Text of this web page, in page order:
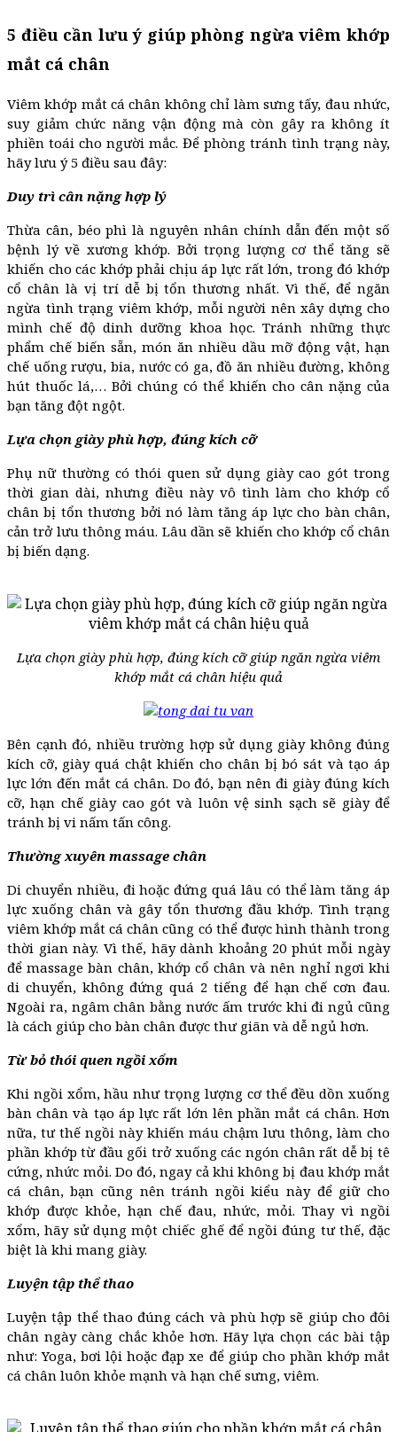
5 điều cần lưu ý giúp phòng ngừa viêm khớp
mắt cá chân
Viêm khớp mắt cá chân không chỉ làm sưng tấy, đau nhức,
suy giảm chức năng vận động mà còn gây ra không ít
phiền toái cho người mắc. Để phòng tránh tình trạng này,
hãy lưu ý 5 điều sau đây:
Duy trì cân nặng hợp lý
Thừa cân, béo phì là nguyên nhân chính dẫn đến một số
bệnh lý về xương khớp. Bởi trọng lượng cơ thể tăng sẽ
khiến cho các khớp phải chịu áp lực rất lớn, trong đó khớp
cổ chân là vị trí dễ bị tổn thương nhất. Vì thế, để ngăn
ngừa tình trạng viêm khớp, mỗi người nên xây dựng cho
mình chế độ dinh dưỡng khoa học. Tránh những thực
phẩm chế biến sẵn, món ăn nhiều dầu mỡ động vật, hạn
chế uống rượu, bia, nước có ga, đồ ăn nhiều đường, không
hút thuốc lá,… Bởi chúng có thể khiến cho cân nặng của
bạn tăng đột ngột.
Lựa chọn giày phù hợp, đúng kích cỡ
Phụ nữ thường có thói quen sử dụng giày cao gót trong
thời gian dài, nhưng điều này vô tình làm cho khớp cổ
chân bị tổn thương bởi nó làm tăng áp lực cho bàn chân,
cản trở lưu thông máu. Lâu dần sẽ khiến cho khớp cổ chân
bị biến dạng.
Lựa chọn giày phù hợp, đúng kích cỡ giúp ngăn ngừa viêm
khớp mắt cá chân hiệu quả
Bên cạnh đó, nhiều trường hợp sử dụng giày không đúng
kích cỡ, giày quá chật khiến cho chân bị bó sát và tạo áp
lực lớn đến mắt cá chân. Do đó, bạn nên đi giày đúng kích
cỡ, hạn chế giày cao gót và luôn vệ sinh sạch sẽ giày để
tránh bị vi nấm tấn công.
Thường xuyên massage chân
Di chuyển nhiều, đi hoặc đứng quá lâu có thể làm tăng áp
lực xuống chân và gây tổn thương đầu khớp. Tình trạng
viêm khớp mắt cá chân cũng có thể được hình thành trong
thời gian này. Vì thế, hãy dành khoảng 20 phút mỗi ngày
để massage bàn chân, khớp cổ chân và nên nghỉ ngơi khi
di chuyển, không đứng quá 2 tiếng để hạn chế cơn đau.
Ngoài ra, ngâm chân bằng nước ấm trước khi đi ngủ cũng
là cách giúp cho bàn chân được thư giãn và dễ ngủ hơn.
Từ bỏ thói quen ngồi xổm
Khi ngồi xổm, hầu như trọng lượng cơ thể đều dồn xuống
bàn chân và tạo áp lực rất lớn lên phần mắt cá chân. Hơn
nữa, tư thế ngồi này khiến máu chậm lưu thông, làm cho
phần khớp từ đầu gối trở xuống các ngón chân rất dễ bị tê
cứng, nhức mỏi. Do đó, ngay cả khi không bị đau khớp mắt
cá chân, bạn cũng nên tránh ngồi kiểu này để giữ cho
khớp được khỏe, hạn chế đau, nhức, mỏi. Thay vì ngồi
xổm, hãy sử dụng một chiếc ghế để ngồi đúng tư thế, đặc
biệt là khi mang giày.
Luyện tập thể thao
Luyện tập thể thao đúng cách và phù hợp sẽ giúp cho đôi
chân ngày càng chắc khỏe hơn. Hãy lựa chọn các bài tập
như: Yoga, bơi lội hoặc đạp xe để giúp cho phần khớp mắt
cá chân luôn khỏe mạnh và hạn chế sưng, viêm.